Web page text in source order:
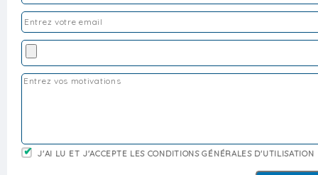
J'AI LU ET J'ACCEPTE LES CONDITIONS GÉNÉRALES D'UTILISATION